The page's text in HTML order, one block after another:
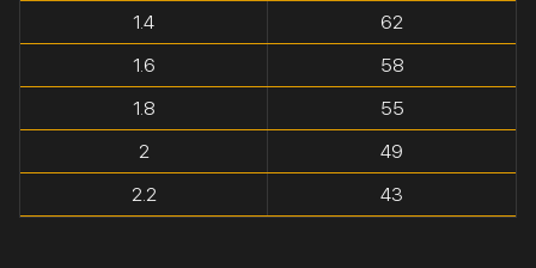
1.4
62
1.6
58
1.8
55
2
49
2.2
43